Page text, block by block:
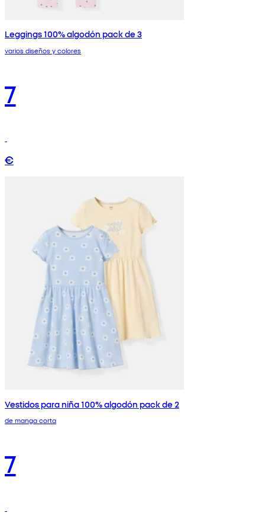
Leggings 100% algodón pack de 3
varios diseños y colores
7
€
Vestidos para niña 100% algodón pack de 2
de manga corta
7